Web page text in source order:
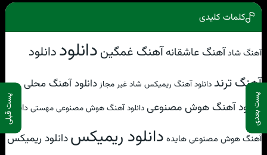
پست بعدی پست قبلی
کلمات کلیدی
آهنگ شادآهنگ عاشقانهآهنگ غمگیندانلوددانلود
آهنگ ترند دانلود آهنگ ریمیکس شاد غیر مجاز دانلود آهنگ محلی
دانلود آهنگ هوش مصنوعیدانلود آهنگ هوش مصنوعی مهستیدانلود
آهنگ هوش مصنوعی هایده دانلود ریمیکسدانلود ریمیکس